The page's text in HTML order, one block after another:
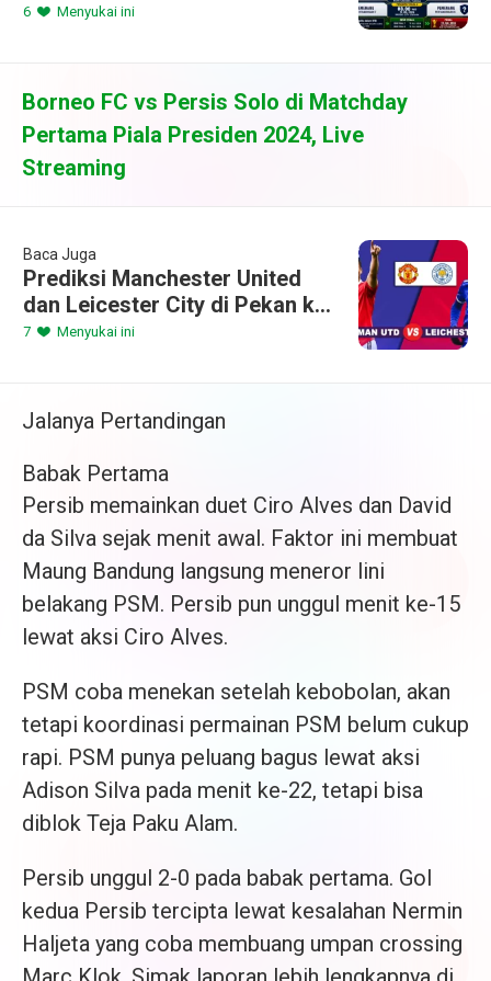
6 Menyukai ini
Borneo FC vs Persis Solo di Matchday
Pertama Piala Presiden 2024, Live
Streaming
Baca Juga
Prediksi Manchester United
dan Leicester City di Pekan ke-
11 Premier League 2024/2025
7 Menyukai ini
Jalanya Pertandingan
Babak Pertama
Persib memainkan duet Ciro Alves dan David
da Silva sejak menit awal. Faktor ini membuat
Maung Bandung langsung meneror lini
belakang PSM. Persib pun unggul menit ke-15
lewat aksi Ciro Alves.
PSM coba menekan setelah kebobolan, akan
tetapi koordinasi permainan PSM belum cukup
rapi. PSM punya peluang bagus lewat aksi
Adison Silva pada menit ke-22, tetapi bisa
diblok Teja Paku Alam.
Persib unggul 2-0 pada babak pertama. Gol
kedua Persib tercipta lewat kesalahan Nermin
Haljeta yang coba membuang umpan crossing